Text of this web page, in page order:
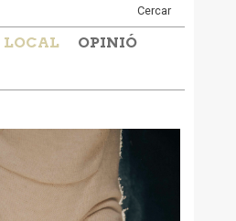
Cercar
LOCAL
OPINIÓ